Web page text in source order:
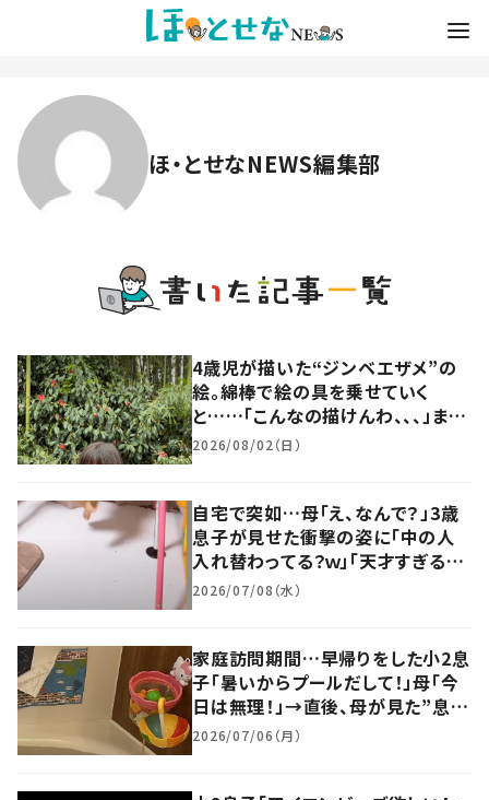
ほ・とせなNEWS編集部
4歳児が描いた“ジンベエザメ”の
絵。綿棒で絵の具を乗せていく
と……「こんなの描けんわ、、、」まさ
かの光景に248万再生「感性が凄
2026/08/02（日）
自宅で突如…母「え、なんで？」3歳
息子が見せた衝撃の姿に「中の人
入れ替わってる？ｗ」「天才すぎるｗ」
「二度見してしまう」
2026/07/08（水）
家庭訪問期間…早帰りをした小2息
子「暑いからプールだして！」母「今
日は無理！」→直後、母が見た”息子
の姿”に…「え？！」「もう悟りの境地
2026/07/06（月）